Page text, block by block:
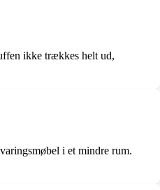
ikke trækkes helt ud,
i et mindre rum.